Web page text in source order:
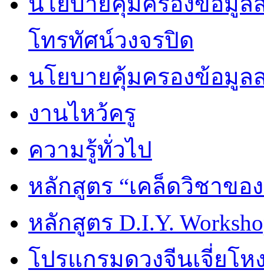
โทรทัศน์วงจรปิด
นโยบายคุ้มครองข้อมูล
งานไหว้ครู
ความรู้ทั่วไป
หลักสูตร “เคล็ดวิชาขอ
หลักสูตร D.I.Y.
โปรแกรมดวงจีนเจี่ยโห